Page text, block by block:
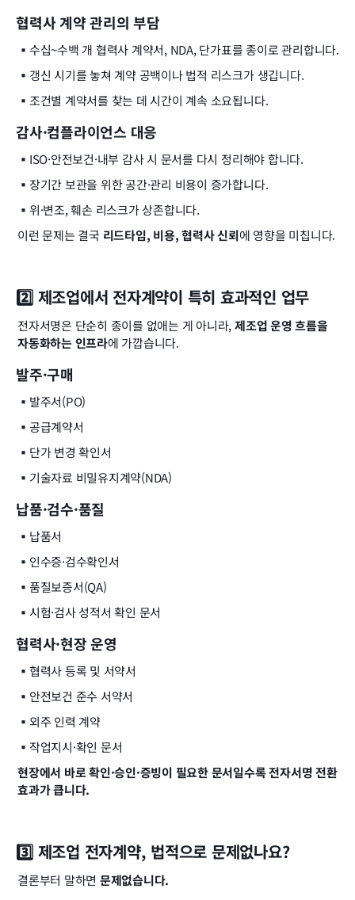
협력사 계약 관리의 부담
▪️ 수십~수백 개 협력사 계약서, NDA, 단가표를 종이로 관리합니다.
▪️ 갱신 시기를 놓쳐 계약 공백이나 법적 리스크가 생깁니다.
▪️ 조건별 계약서를 찾는 데 시간이 계속 소요됩니다.
감사·컴플라이언스 대응
▪️ ISO·안전보건·내부 감사 시 문서를 다시 정리해야 합니다.
▪️ 장기간 보관을 위한 공간·관리 비용이 증가합니다.
▪️ 위·변조, 훼손 리스크가 상존합니다.
이런 문제는 결국 리드타임, 비용, 협력사 신뢰에 영향을 미칩니다.
2️⃣ 제조업에서 전자계약이 특히 효과적인 업무
전자서명은 단순히 종이를 없애는 게 아니라, 제조업 운영 흐름을
자동화하는 인프라에 가깝습니다.
발주·구매
▪️ 발주서(PO)
▪️ 공급계약서
▪️ 단가 변경 확인서
▪️ 기술자료 비밀유지계약(NDA)
납품·검수·품질
▪️ 납품서
▪️ 인수증·검수확인서
▪️ 품질보증서(QA)
▪️ 시험·검사 성적서 확인 문서
협력사·현장 운영
▪️ 협력사 등록 및 서약서
▪️ 안전보건 준수 서약서
▪️ 외주 인력 계약
▪️ 작업지시·확인 문서
현장에서 바로 확인·승인·증빙이 필요한 문서일수록 전자서명 전환
효과가 큽니다.
3️⃣ 제조업 전자계약, 법적으로 문제없나요?
결론부터 말하면 문제없습니다.